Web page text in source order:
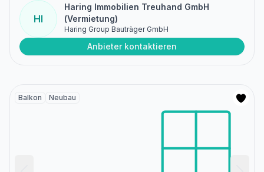
HI
Haring Immobilien Treuhand GmbH
(Vermietung)
Haring Group Bauträger GmbH
Anbieter kontaktieren
Balkon Neubau